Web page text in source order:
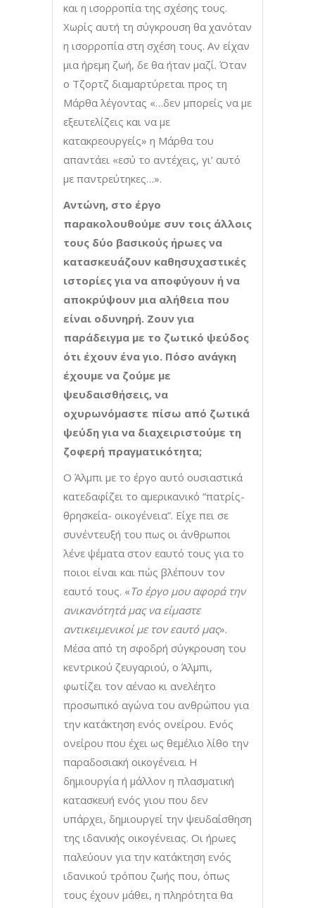
και η ισορροπία της σχέσης τους.
Χωρίς αυτή τη σύγκρουση θα χανόταν
η ισορροπία στη σχέση τους. Αν είχαν
μια ήρεμη ζωή, δε θα ήταν μαζί. Όταν
ο Τζορτζ διαμαρτύρεται προς τη
Μάρθα λέγοντας «…δεν μπορείς να με
εξευτελίζεις και να με
κατακρεουργείς» η Μάρθα του
απαντάει «εσύ το αντέχεις, γι’ αυτό
με παντρεύτηκες…».
Αντώνη, στο έργο
παρακολουθούμε συν τοις άλλοις
τους δύο βασικούς ήρωες να
κατασκευάζουν καθησυχαστικές
ιστορίες για να αποφύγουν ή να
αποκρύψουν μια αλήθεια που
είναι οδυνηρή. Ζουν για
παράδειγμα με το ζωτικό ψεύδος
ότι έχουν ένα γιο. Πόσο ανάγκη
έχουμε να ζούμε με
ψευδαισθήσεις, να
οχυρωνόμαστε πίσω από ζωτικά
ψεύδη για να διαχειριστούμε τη
ζοφερή πραγματικότητα;
Ο Άλμπι με το έργο αυτό ουσιαστικά
κατεδαφίζει το αμερικανικό “πατρίς-
θρησκεία- οικογένεια”. Είχε πει σε
συνέντευξή του πως οι άνθρωποι
λένε ψέματα στον εαυτό τους για το
ποιοι είναι και πώς βλέπουν τον
εαυτό τους. «Το έργο μου αφορά την
ανικανότητά μας να είμαστε
αντικειμενικοί με τον εαυτό μας».
Μέσα από τη σφοδρή σύγκρουση του
κεντρικού ζευγαριού, ο Άλμπι,
φωτίζει τον αέναο κι ανελέητο
προσωπικό αγώνα του ανθρώπου για
την κατάκτηση ενός ονείρου. Ενός
ονείρου που έχει ως θεμέλιο λίθο την
παραδοσιακή οικογένεια. Η
δημιουργία ή μάλλον η πλασματική
κατασκευή ενός γιου που δεν
υπάρχει, δημιουργεί την ψευδαίσθηση
της ιδανικής οικογένειας. Οι ήρωες
παλεύουν για την κατάκτηση ενός
ιδανικού τρόπου ζωής που, όπως
τους έχουν μάθει, η πληρότητα θα